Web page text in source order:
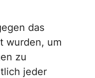
das
wurden, um
zu
jeder